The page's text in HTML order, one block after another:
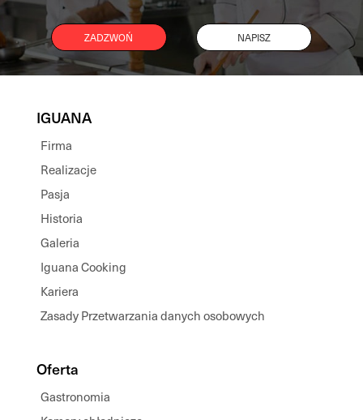
ZADZWOŃ NAPISZ
IGUANA
Firma
Realizacje
Pasja
Historia
Galeria
Iguana Cooking
Kariera
Zasady Przetwarzania danych osobowych
Oferta
Gastronomia